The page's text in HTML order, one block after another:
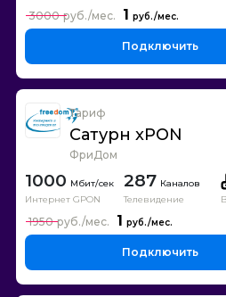
1
3000
Подключить
Тариф
Сатурн xPON
ФриДом
1000
Интернет GPON
287 Каналов
Телевидение
1
1950
Подключить